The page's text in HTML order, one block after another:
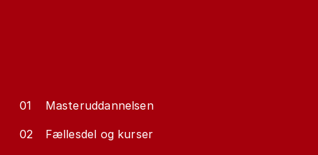
01 Masteruddannelsen
02 Fællesdel og kurser